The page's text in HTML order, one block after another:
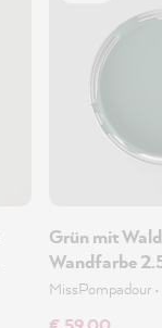
Grün mit
Wandfarbe
MissPompadour •